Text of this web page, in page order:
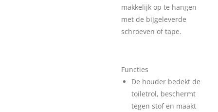
makkelijk op te hangen
met de bijgeleverde
schroeven of tape.
Functies
De houder bedekt de
toiletrol, beschermt
tegen stof en maakt